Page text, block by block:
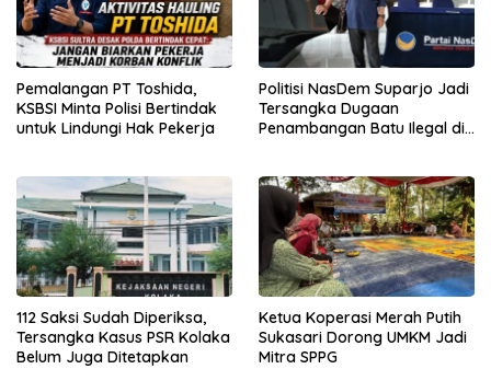
Pemalangan PT Toshida,
KSBSI Minta Polisi Bertindak
untuk Lindungi Hak Pekerja
Politisi NasDem Suparjo Jadi
Tersangka Dugaan
Penambangan Batu Ilegal di
112 Saksi Sudah Diperiksa,
Tersangka Kasus PSR Kolaka
Belum Juga Ditetapkan
Ketua Koperasi Merah Putih
Sukasari Dorong UMKM Jadi
Mitra SPPG